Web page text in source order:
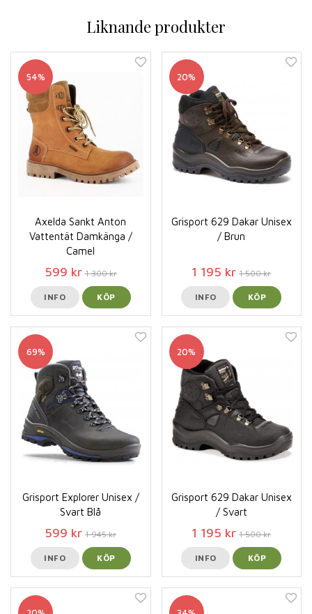
Liknande produkter
54%
Axelda Sankt Anton
Vattentät Damkänga /
Camel
599 kr 1 300 kr
INFO KÖP
20%
Grisport 629 Dakar Unisex
/ Brun
1 195 kr 1 500 kr
INFO KÖP
69%
Grisport Explorer Unisex /
Svart Blå
599 kr 1 945 kr
INFO KÖP
20%
Grisport 629 Dakar Unisex
/ Svart
1 195 kr 1 500 kr
INFO KÖP